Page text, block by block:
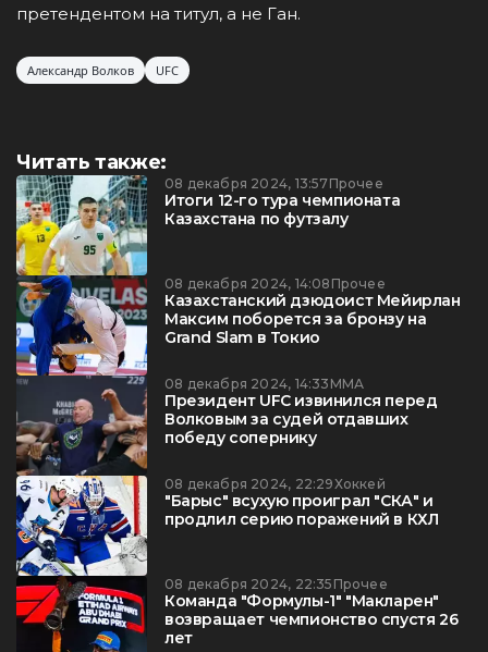
претендентом на титул, а не Ган.
Александр Волков UFC
Читать также:
08 декабря 2024, 13:57Прочее
Итоги 12-го тура чемпионата
Казахстана по футзалу
08 декабря 2024, 14:08 Прочее
Казахстанский дзюдоист Мейирлан
Максим поборется за бронзу на
Grand Slam в Токио
08 декабря 2024, 14:33 ММА
Президент UFC извинился перед
Волковым за судей отдавших
победу сопернику
08 декабря 2024, 22:29Хоккей
"Барыс" всухую проиграл "СКА" и
продлил серию поражений в КХЛ
08 декабря 2024, 22:35 Прочее
Команда "Формулы-1" "Макларен"
возвращает чемпионство спустя 26
лет